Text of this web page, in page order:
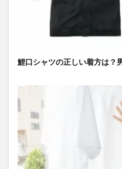
鯉口シャツの正しい着方は？